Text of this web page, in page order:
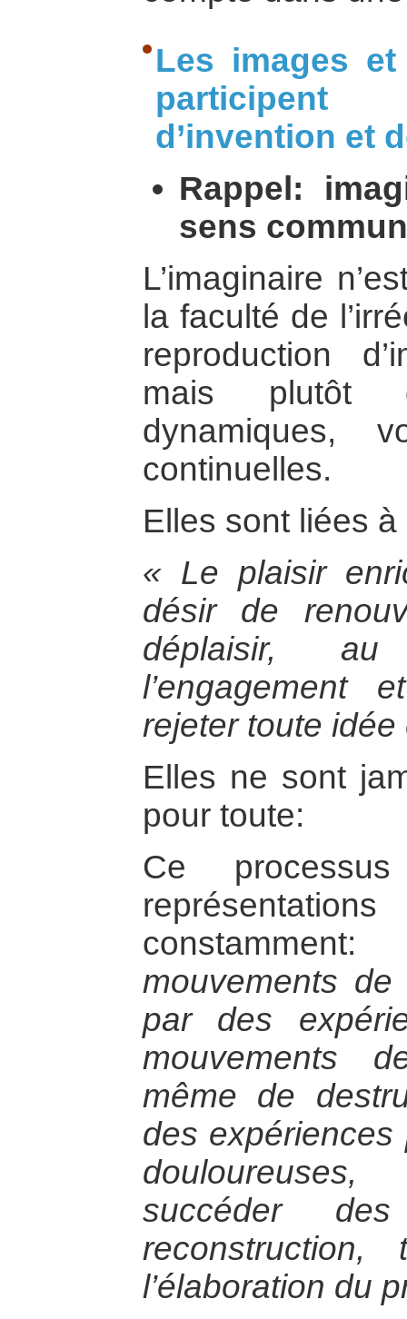
Les images
participent
d’invention et
Rappel:
sens commun
L’imaginaire
la faculté de
reproduction
mais plutôt
dynamiques,
continuelles.
Elles sont liées à
« Le plaisir
désir de
déplaisir,
l’engagement
rejeter toute
Elles ne sont
pour toute:
Ce
constamment:
mouvements
par des
mouvements
même de
des
succéder
l’élaboration du